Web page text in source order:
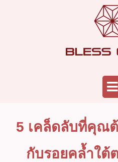
5 เคล็ดลับที่คุณต้
กับรอยคล้ำใต้